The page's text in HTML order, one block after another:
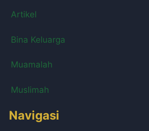
Artikel
Bina Keluarga
Muamalah
Muslimah
Navigasi